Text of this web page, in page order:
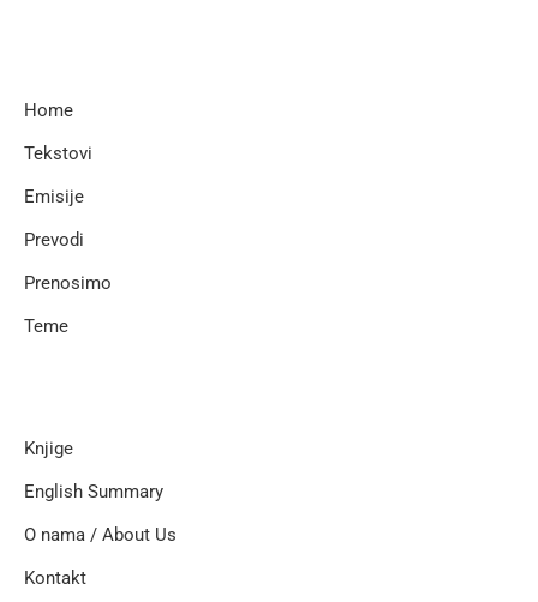
Home
Tekstovi
Emisije
Prevodi
Prenosimo
Teme
Knjige
English Summary
O nama / About Us
Kontakt